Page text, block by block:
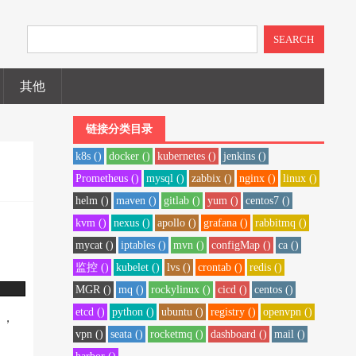
SEARCH
其他
链接分类目录
k8s () docker () kubernetes ()
jenkins ()
Prometheus ()
mysql () zabbix () nginx ()
linux ()
helm ()
maven () gitlab () yum ()
centos7 ()
kvm ()
nexus () apollo () grafana ()
rabbitmq ()
mycat ()
iptables () mvn () configMap ()
ca ()
监控 ()
kubelet () lvs () crontab ()
redis ()
MGR ()
mq () rockylinux () cicd ()
centos ()
etcd ()
python () ubuntu () registry ()
openvpn ()
vpn ()
seata () rocketmq () dashboard ()
mail ()